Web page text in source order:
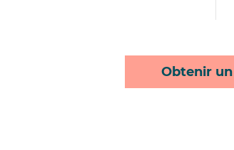
Obtenir